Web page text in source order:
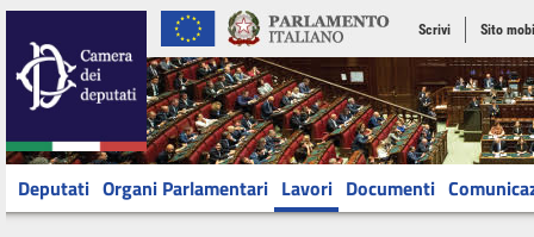
Scrivi Sito
Deputati Organi Parlamentari Lavori Documenti